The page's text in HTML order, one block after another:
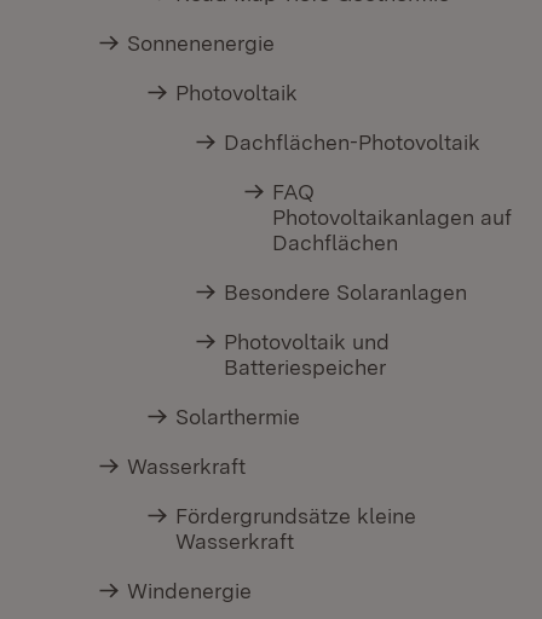
Sonnenenergie
Photovoltaik
Dachflächen-Photovoltaik
FAQ
Photovoltaikanlagen auf
Dachflächen
Besondere Solaranlagen
Photovoltaik und
Batteriespeicher
Solarthermie
Wasserkraft
Fördergrundsätze kleine
Wasserkraft
Windenergie